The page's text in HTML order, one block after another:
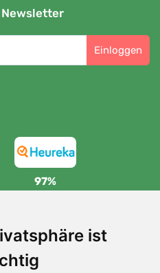
ist
Einloggen
97%
kostenlos
über 80 EUR